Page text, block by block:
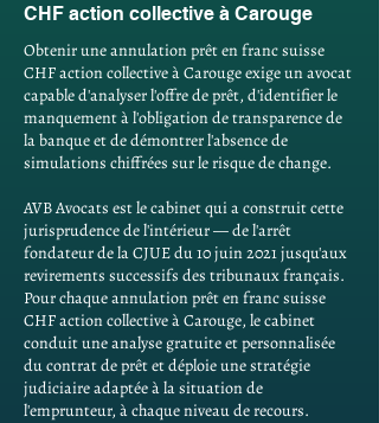
CHF action collective à Carouge
Obtenir une annulation prêt en franc suisse
CHF action collective à Carouge exige un avocat
capable d'analyser l'offre de prêt, d'identifier le
manquement à l'obligation de transparence de
la banque et de démontrer l'absence de
simulations chiffrées sur le risque de change.
AVB Avocats est le cabinet qui a construit cette
jurisprudence de l'intérieur — de l'arrêt
fondateur de la CJUE du 10 juin 2021 jusqu'aux
revirements successifs des tribunaux français.
Pour chaque annulation prêt en franc suisse
CHF action collective à Carouge, le cabinet
conduit une analyse gratuite et personnalisée
du contrat de prêt et déploie une stratégie
judiciaire adaptée à la situation de
l'emprunteur, à chaque niveau de recours.